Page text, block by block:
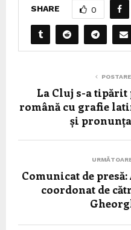
SHARE 0
La Cluj s-a
română cu grafie
și
Comunicat de
coordonat de